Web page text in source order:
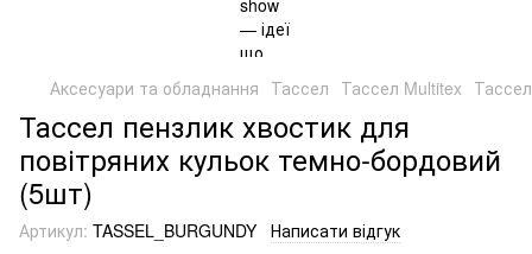
Аксесуари та обладнання Тассел Тассел Multitex
Тассел пензлик хвостик для
повітряних кульок темно-бордовий
(5шт)
Артикул: TASSEL_BURGUNDY Написати відгук